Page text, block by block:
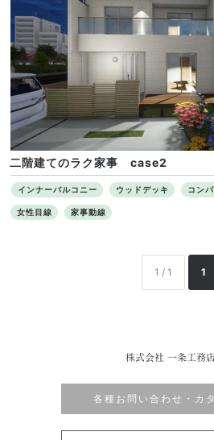
二階建てのラク家事 case2
インナーバルコニー ウッドデッキ コン
女性目線 家事動線
1 / 1 1
株式会社 一条工務
各種お問い合わせ・カ